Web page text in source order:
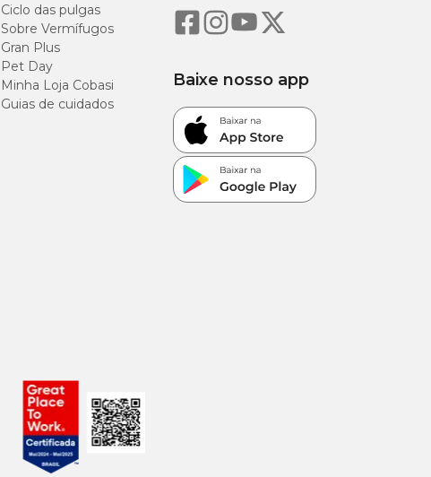
Ciclo das pulgas
Sobre Vermífugos
Gran Plus
Pet Day
Minha Loja Cobasi
Guias de cuidados
Baixe nosso app